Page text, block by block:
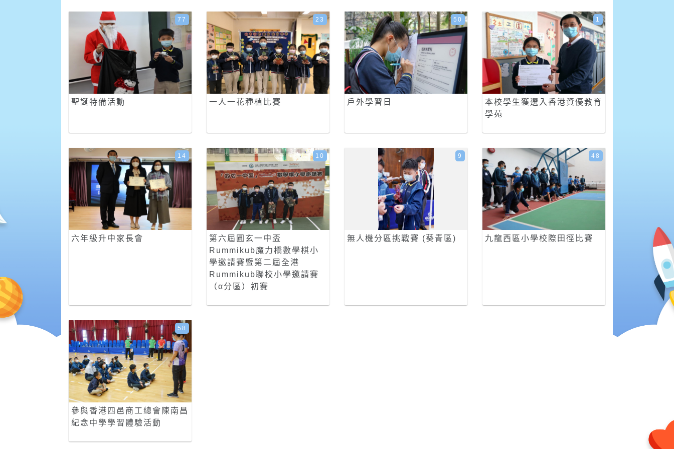
聖誕特備活動
77
一人一花種植比賽
23
戶外學習日
50
本校學生獲選入香港資優教育
學苑
1
六年級升中家長會
14
第六屆圓玄一中盃
Rummikub魔力橋數學棋小
學邀請賽暨第二屆全港
Rummikub聯校小學邀請賽
（α分區）初賽
10
無人機分區挑戰賽 (葵青區)
9
九龍西區小學校際田徑比賽
48
參與香港四邑商工總會陳南昌
紀念中學學習體驗活動
58